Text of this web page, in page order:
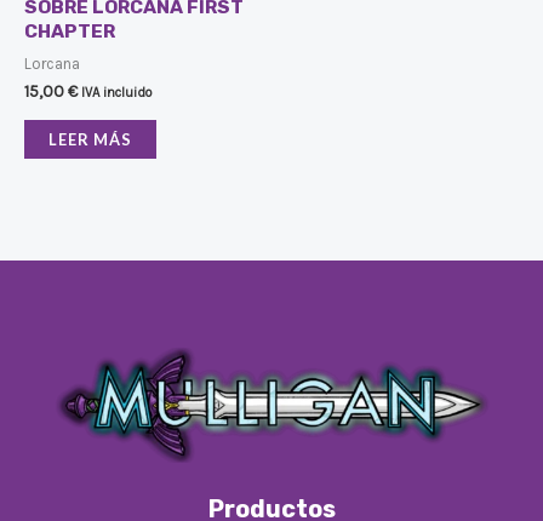
SOBRE LORCANA FIRST
CHAPTER
Lorcana
15,00€ IVA incluido
LEER MÁS
Productos